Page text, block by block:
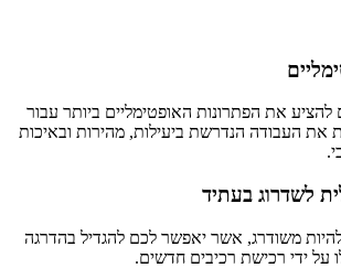
להציע את הפתרונות האופטימליים ביותר עבור
את העבודה הנדרשת ביעילות, מהירות ובאיכות
לשדרוג בעתיד
משודרג, אשר יאפשר לכם להגדיל בהדרגה
על ידי רכישת רכיבים חדשים.